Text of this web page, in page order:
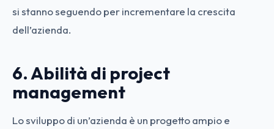
si stanno seguendo per incrementare la crescita
dell’azienda.
6. Abilità di project
management
Lo sviluppo di un’azienda è un progetto ampio e